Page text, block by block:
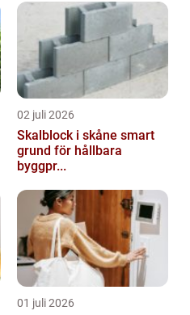
02 juli 2026
Skalblock i skåne smart
grund för hållbara
byggpr...
01 juli 2026